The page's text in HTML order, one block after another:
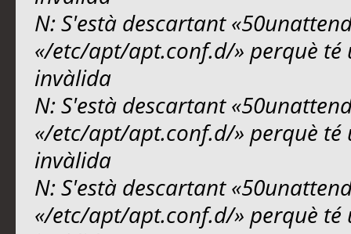
N: S'està descartant
«/etc/apt/apt.conf.d/» perquè té
invàlida
N: S'està descartant
«/etc/apt/apt.conf.d/» perquè té
invàlida
N: S'està descartant
«/etc/apt/apt.conf.d/» perquè té